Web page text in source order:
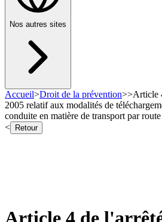
Nos autres sites
Accueil>Droit de la prévention>>Article
2005 relatif aux modalités de
conduite en matière de transport par route
<
Retour